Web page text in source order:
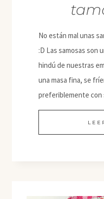
No están mal unas
:D Las samosas son
hindú de nuestras
una masa fina, se
preferiblemente con